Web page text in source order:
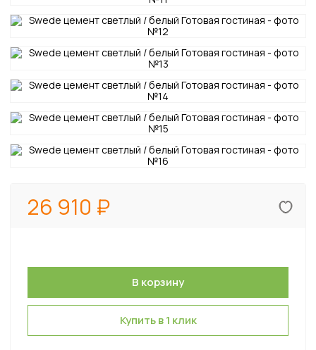
26 910
Купить в 1 клик